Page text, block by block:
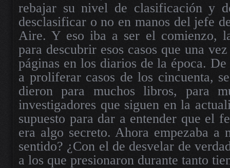
rebajar su nivel de clasificación y
desclasificar o no en manos del jefe
Aire. Y eso iba a ser el comienzo,
para descubrir esos casos que una
páginas en los diarios de la época. De
a proliferar casos de los cincuenta,
dieron para muchos libros, para
investigadores que siguen en la
supuesto para dar a entender que el
era algo secreto. Ahora empezaba a
sentido? ¿Con el de desvelar de
a los que presionaron durante tanto